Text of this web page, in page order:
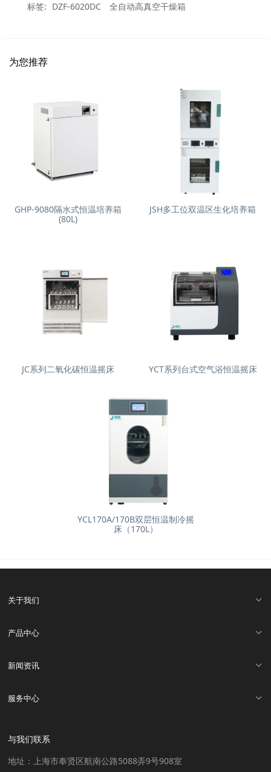
标签: DZF-6020DC 全自动高真空干燥箱
为您推荐
GHP-9080隔水式恒温培养箱
(80L)
JSH多工位双温区生化培养箱
JC系列二氧化碳恒温摇床 YCT系列台式空气浴恒温摇床
YCL170A/170B双层恒温制冷摇
床（170L）
关于我们
产品中心
新闻资讯
服务中心
与我们联系
地址：上海市奉贤区航南公路5088弄9号908室